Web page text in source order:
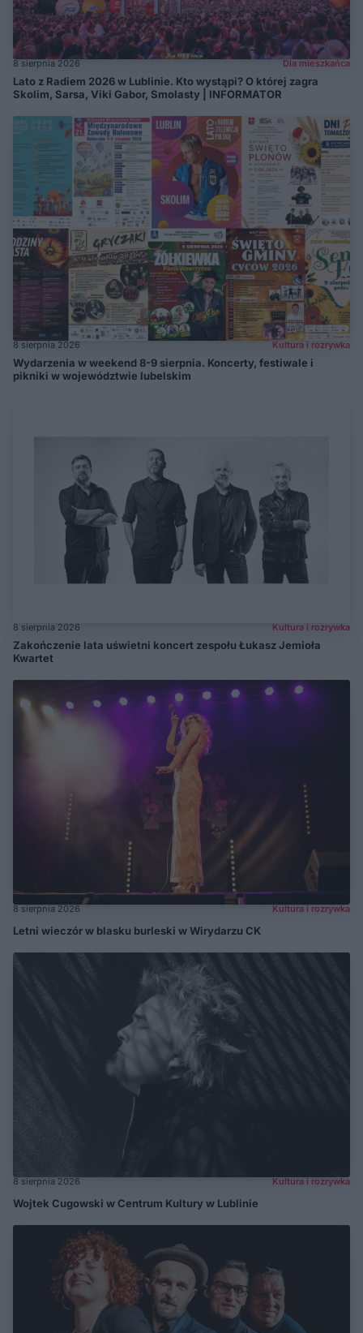
8 sierpnia 2026 Dla mieszkańca
Lato z Radiem 2026 w Lublinie. Kto wystąpi? O której zagra
Skolim, Sarsa, Viki Gabor, Smolasty | INFORMATOR
8 sierpnia 2026 Kultura i rozrywka
Wydarzenia w weekend 8-9 sierpnia. Koncerty, festiwale i
pikniki w województwie lubelskim
8 sierpnia 2026 Kultura i rozrywka
Zakończenie lata uświetni koncert zespołu Łukasz Jemioła
Kwartet
8 sierpnia 2026 Kultura i rozrywka
Letni wieczór w blasku burleski w Wirydarzu CK
8 sierpnia 2026 Kultura i rozrywka
Wojtek Cugowski w Centrum Kultury w Lublinie